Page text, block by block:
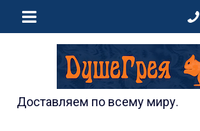
Доставляем по всему миру.